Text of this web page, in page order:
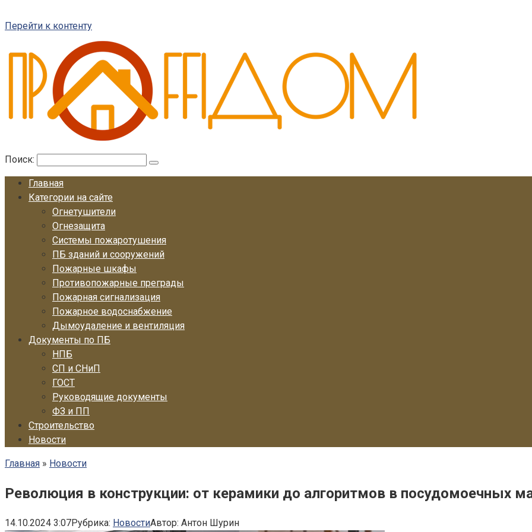
Перейти к контенту
Поиск:
Главная
Категории на сайте
Огнетушители
Огнезащита
Системы пожаротушения
ПБ зданий и сооружений
Пожарные шкафы
Противопожарные преграды
Пожарная сигнализация
Пожарное водоснабжение
Дымоудаление и вентиляция
Документы по ПБ
НПБ
СП и СНиП
ГОСТ
Руководящие документы
ФЗ и ПП
Строительство
Новости
Главная » Новости
Революция в конструкции: от керамики до алгоритмов в посудомоечных
14.10.2024 3:07Рубрика: НовостиАвтор: Антон Шурин